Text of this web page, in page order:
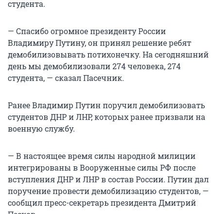
студента.
— Спасибо огромное президенту России
Владимиру Путину, он принял решение ребят
демобилизовывать потихонечку. На сегодняшний
день мы демобилизовали 274 человека, 274
студента, — сказал Пасечник.
Ранее Владимир Путин поручил демобилизовать
студентов ДНР и ЛНР, которых ранее призвали на
военную службу.
— В настоящее время силы народной милиции
интегрированы в Вооруженные силы РФ после
вступления ДНР и ЛНР в состав России. Путин дал
поручение провести демобилизацию студентов, —
сообщил пресс-секретарь президента Дмитрий